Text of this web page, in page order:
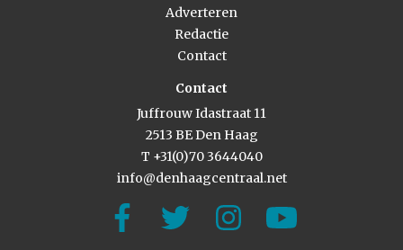
Adverteren
Redactie
Contact
Contact
Juffrouw Idastraat 11
2513 BE Den Haag
T +31(0)70 3644040
info@denhaagcentraal.net